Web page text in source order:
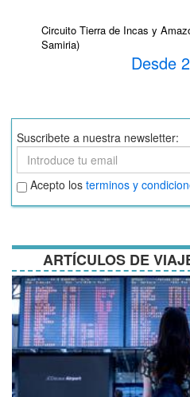
Circuito Tierra de Incas y
Samiria)
Desde
Suscribete a nuestra newsletter:
Suscribete
Aceptar
términos
y
Acepto los terminos y
ARTÍCULOS DE